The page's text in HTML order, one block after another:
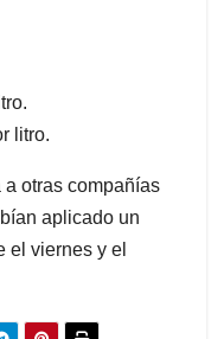
litro.
otras compañías
aplicado un
el viernes y el